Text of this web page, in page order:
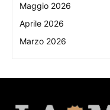
Maggio 2026
Aprile 2026
Marzo 2026